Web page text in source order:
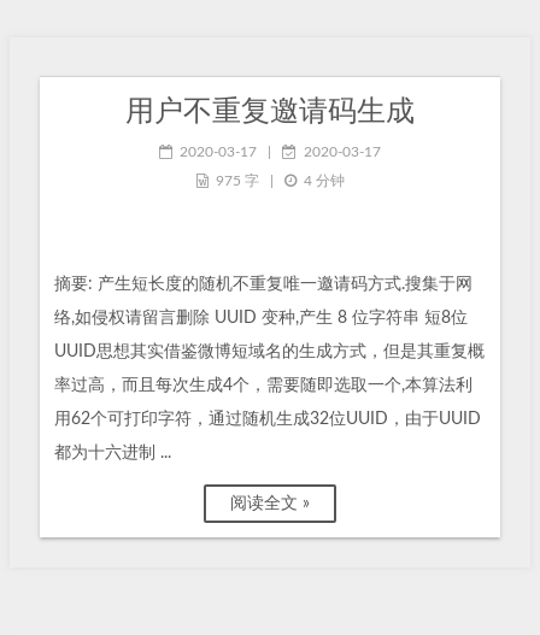
用户不重复邀请码生成
2020-03-17
2020-03-17
975 字
4 分钟
摘要: 产生短长度的随机不重复唯一邀请码方式.搜集于网
络,如侵权请留言删除 UUID 变种,产生 8 位字符串 短8位
UUID思想其实借鉴微博短域名的生成方式，但是其重复概
率过高，而且每次生成4个，需要随即选取一个,本算法利
用62个可打印字符，通过随机生成32位UUID，由于UUID
都为十六进制 ...
阅读全文 »